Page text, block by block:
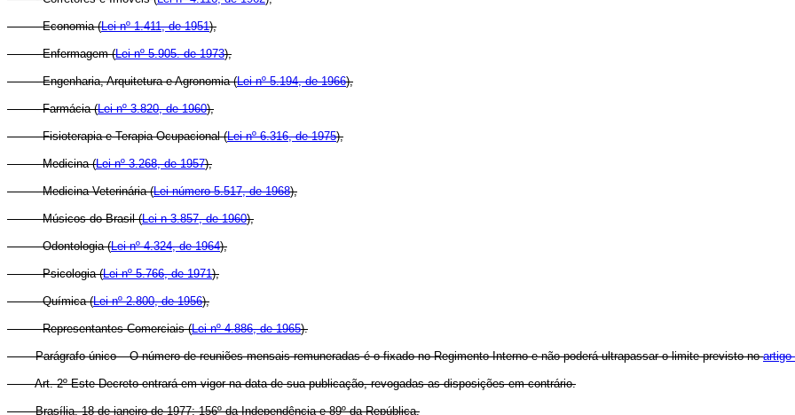
- Economia (Lei nº 1.411, de 1951),
- Enfermagem (Lei nº 5.905. de 1973),
- Engenharia, Arquitetura e Agronomia (Lei nº 5.194, de 1966),
- Farmácia (Lei nº 3.820, de 1960),
- Fisioterapia e Terapia Ocupacional (Lei nº 6.316, de 1975),
- Medicina (Lei nº 3.268, de 1957),
- Medicina Veterinária (Lei número 5.517, de 1968),
- Músicos do Brasil (Lei n 3.857, de 1960),
- Odontologia (Lei nº 4.324, de 1964),
- Psicologia (Lei nº 5.766, de 1971),
- Química (Lei nº 2.800, de 1956),
- Representantes Comerciais (Lei nº 4.886, de 1965).
Parágrafo único – O número de reuniões mensais remuneradas é o fixado no Regimento Interno e não poderá ultrapassar o limite previsto noartigo
Art. 2º Este Decreto entrará em vigor na data de sua publicação, revogadas as disposições em contrário.
Brasília, 18 de janeiro de 1977; 156º da Independência e 89º da República.